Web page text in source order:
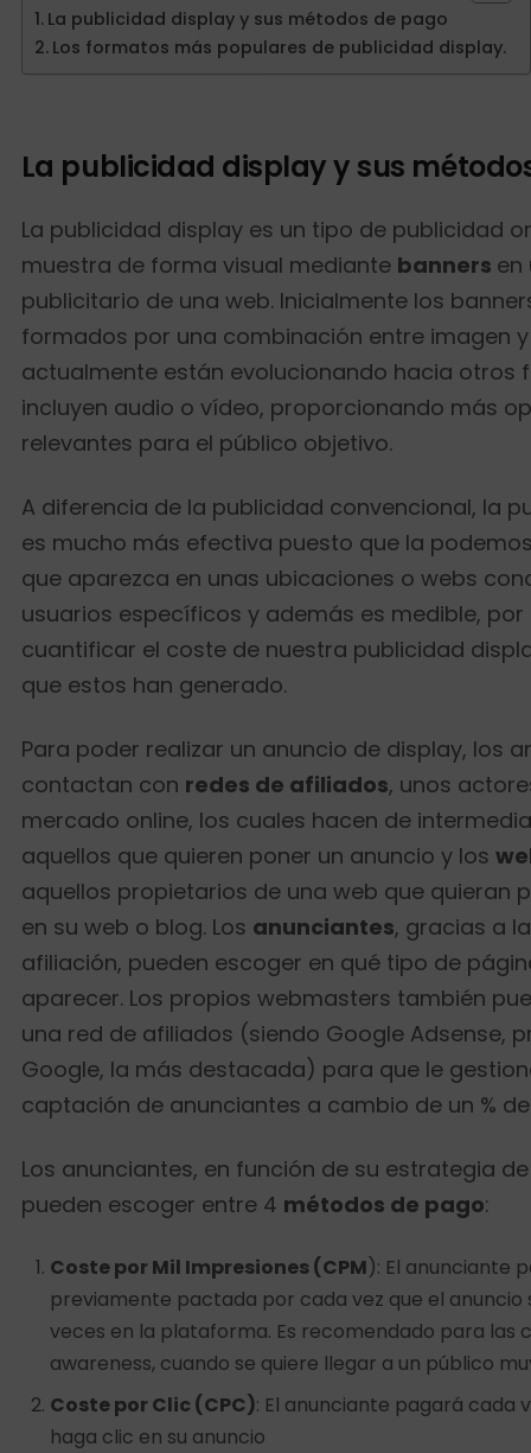
La publicidad display y sus métodos de pago
Los formatos más populares de publicidad display.
La publicidad display y sus
La publicidad display es un tipo de publicidad
muestra de forma visual mediante banners en
publicitario de una web. Inicialmente los
formados por una combinación entre imagen
actualmente están evolucionando hacia otros
incluyen audio o vídeo, proporcionando más
relevantes para el público objetivo.
A diferencia de la publicidad convencional, la
es mucho más efectiva puesto que la
que aparezca en unas ubicaciones o webs
usuarios específicos y además es medible,
cuantificar el coste de nuestra publicidad
que estos han generado.
Para poder realizar un anuncio de display, los
contactan con redes de afiliados, unos
mercado online, los cuales hacen de
aquellos que quieren poner un anuncio y los
aquellos propietarios de una web que quieran
en su web o blog. Los anunciantes, gracias a
afiliación, pueden escoger en qué tipo de
aparecer. Los propios webmasters también
una red de afiliados (siendo Google Adsense,
Google, la más destacada) para que le
captación de anunciantes a cambio de un %
Los anunciantes, en función de su estrategia
pueden escoger entre 4 métodos de pago:
Coste por Mil Impresiones (CPM): El anunciante
previamente pactada por cada vez que el anuncio
veces en la plataforma. Es recomendado para las
awareness, cuando se quiere llegar a un público
Coste por Clic (CPC): El anunciante pagará cada
haga clic en su anuncio